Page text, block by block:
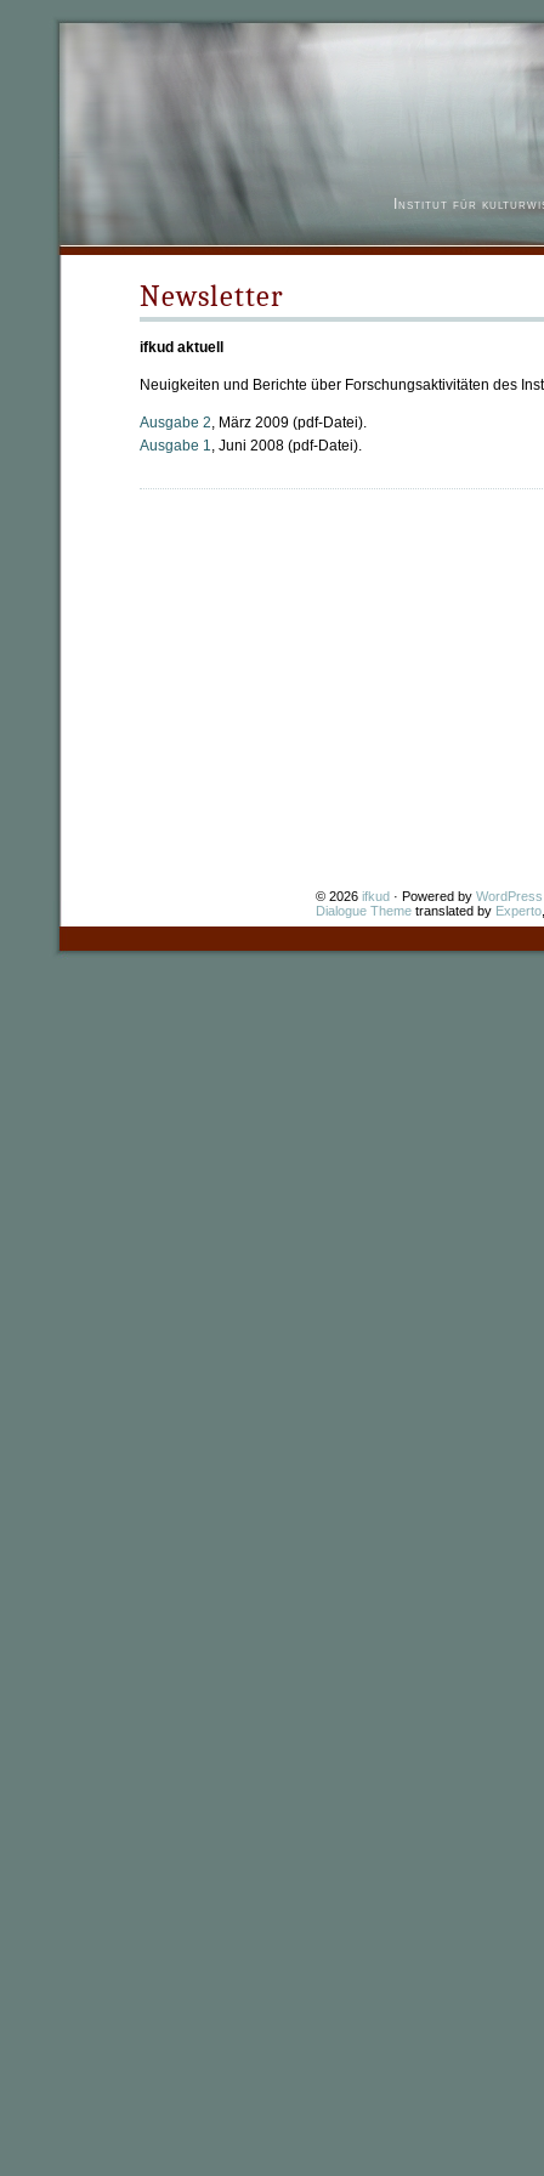
Institut für
Newsletter
ifkud aktuell
Neuigkeiten und Berichte über Forschungsaktivitäten des
Ausgabe 2, März 2009 (pdf-Datei).
Ausgabe 1, Juni 2008 (pdf-Datei).
© 2026 ifkud · Powered by WordPress
Dialogue Theme translated by Experto